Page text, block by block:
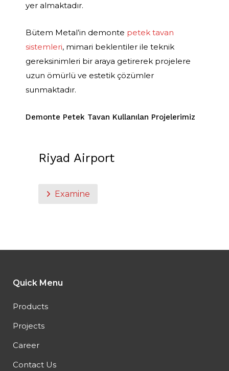
yer almaktadır.
Bütem Metal’in demonte petek tavan
sistemleri, mimari beklentiler ile teknik
gereksinimleri bir araya getirerek projelere
uzun ömürlü ve estetik çözümler
sunmaktadır.
Demonte Petek Tavan Kullanılan Projelerimiz
Riyad Airport
Examine
Quick Menu
Products
Projects
Career
Contact Us